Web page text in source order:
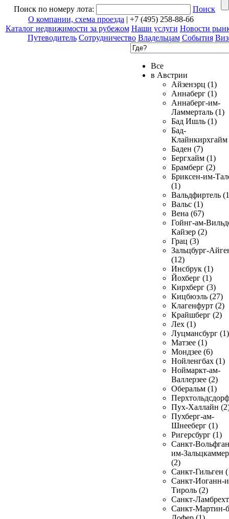
Поиск по номеру лота:
Поиск
О компании, схема проезда | +7 (495) 258-88-66
Каталог недвижимости за рубежом Наши услуги Новости
Путеводитель Сотрудничество Владельцам События
Все
в Австрии
Айзенэрц (1)
Аннаберг (1)
Аннаберг-им-
Ламмерталь (1)
Бад Ишль (1)
Бад-
Клайнкирхгайм
Баден (7)
Бергхайм (1)
Брамберг (2)
Бриксен-им-
(1)
Вальдфиртель
Вальс (1)
Вена (67)
Гойнг-ам-
Кайзер (2)
Грац (3)
Зальцбург-
(12)
Инсбрук (1)
Йохберг (1)
Кирхберг (3)
Кицбюэль (27)
Клагенфурт (2)
Крайшберг (2)
Лех (1)
Луцмансбург (1)
Матзее (1)
Мондзее (6)
Нойленгбах (1)
Ноймаркт-ам-
Валлерзее (2)
Оберальм (1)
Пух-Халлайн
Пухберг-ам-
Шнееберг (1)
Ригерсбург (1)
Санкт-
им-
(2)
Санкт-Гильген
Санкт-Иоганн-
Тироль (2)
Санкт-
Санкт-Мартин-